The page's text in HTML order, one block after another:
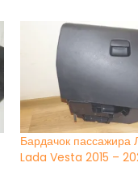
Бардачок пассажира
Lada Vesta 2015 –